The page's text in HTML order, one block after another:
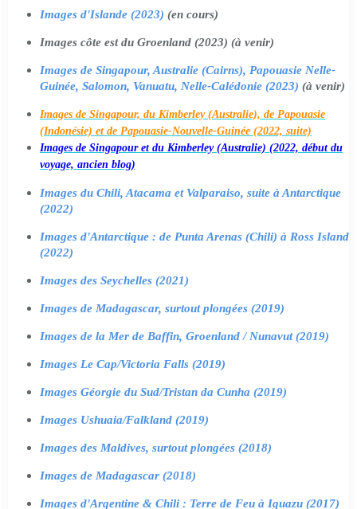
Images d'Islande (2023) (en cours)
Images côte est du Groenland (2023) (à venir)
Images de Singapour, Australie (Cairns), Papouasie Nelle-
Guinée, Salomon, Vanuatu, Nelle-Calédonie (2023) (à venir)
Images de Singapour, du Kimberley (Australie), de Papouasie
(Indonésie) et de Papouasie-Nouvelle-Guinée (2022, suite)
Images de Singapour et du Kimberley (Australie) (2022, début du
voyage, ancien blog)
Images du Chili, Atacama et Valparaiso, suite à Antarctique
(2022)
Images d'Antarctique : de Punta Arenas (Chili) à Ross Island
(2022)
Images des Seychelles (2021)
Images de Madagascar, surtout plongées (2019)
Images de la Mer de Baffin, Groenland / Nunavut (2019)
Images Le Cap/Victoria Falls (2019)
Images Géorgie du Sud/Tristan da Cunha (2019)
Images Ushuaia/Falkland (2019)
Images des Maldives, surtout plongées (2018)
Images de Madagascar (2018)
Images d'Argentine & Chili : Terre de Feu à Iguazu (2017)